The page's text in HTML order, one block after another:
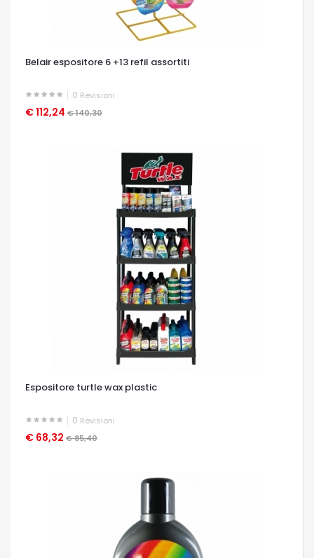
Belair espositore 6 +13 refil assortiti
0 Revisioni
€ 112,24 € 140,30
OCCHIATA VELOCE
Espositore turtle wax plastic
0 Revisioni
€ 68,32 € 85,40
OCCHIATA VELOCE